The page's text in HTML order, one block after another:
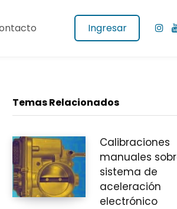
Ingresar
I
Temas Relacionados
Calibraciones
manuales
sistema de
aceleración
electrónico